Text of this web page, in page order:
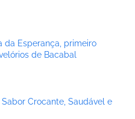
da Esperança, primeiro
de Bacabal
Crocante, Saudável e